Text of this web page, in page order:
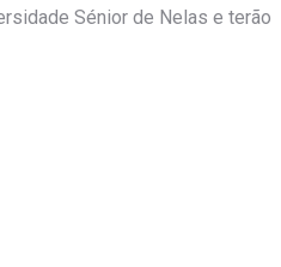
Sénior de Nelas e terão